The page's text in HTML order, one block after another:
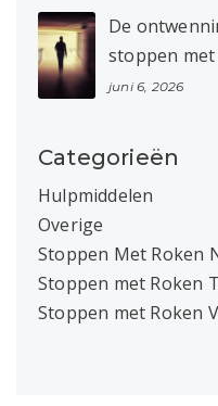
De
stoppen
juni 6, 2026
Categorieën
Hulpmiddelen
Overige
Stoppen Met Roken
Stoppen met Roken
Stoppen met Roken